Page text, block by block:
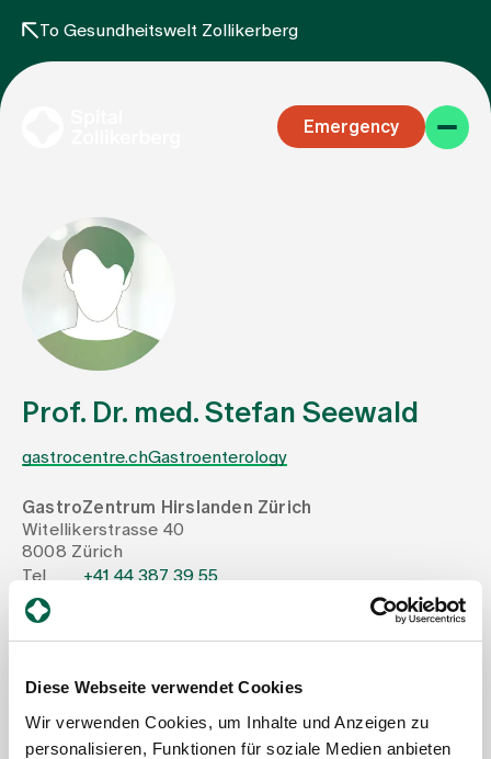
Diese Webseite verwendet Cookies
Wir verwenden Cookies, um Inhalte und Anzeigen zu
personalisieren, Funktionen für soziale Medien anbieten
To Gesundheitswelt Zollikerberg
Emergency
Specialist areas
Stay
Assigning
Events
About us
Prof. Dr. med. Stefan Seewald
gastrocentre.chGastroenterology
GastroZentrum Hirslanden Zürich
Witellikerstrasse 40
8008 Zürich
Tel
+41 44 387 39 55
Mail
Fax
Write Message